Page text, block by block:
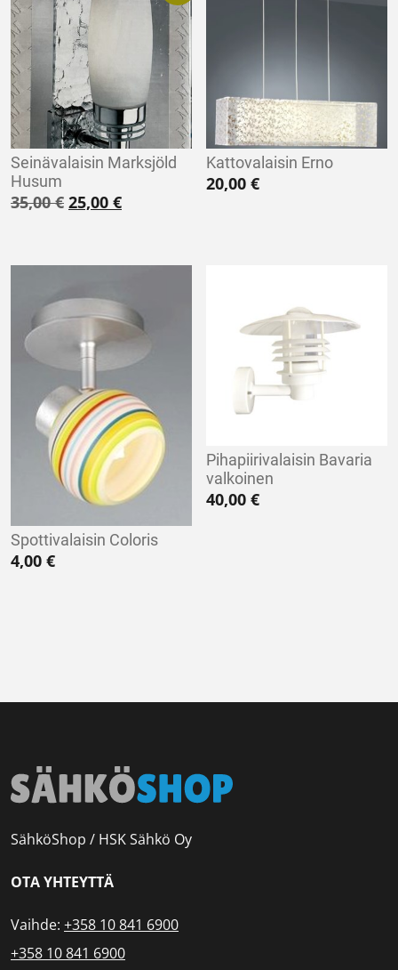
Seinävalaisin Marksjöld
Husum
35,00€ Alkuperäinen hinta oli: 35,00 €.
25,00 €Nykyinen hinta on: 25,00 €.
Kattovalaisin Erno
20,00€
Spottivalaisin Coloris
4,00 €
Pihapiirivalaisin Bavaria
valkoinen
40,00€
SähköShop / HSK Sähkö Oy
OTA YHTEYTTÄ
Vaihde: +358 10 841 6900
+358 10 841 6900